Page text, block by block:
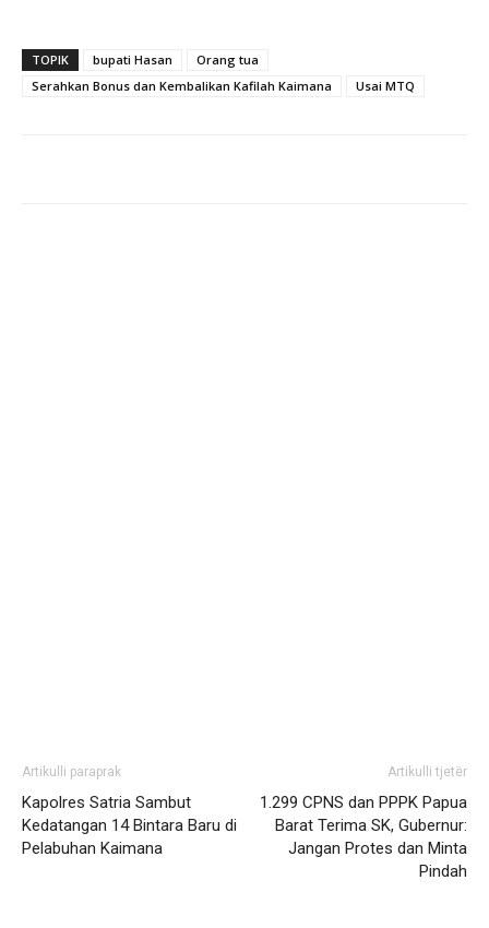
TOPIK bupati Hasan
Orang tua
Serahkan Bonus dan Kembalikan Kafilah Kaimana
Usai MTQ
Artikulli paraprak
Kapolres Satria Sambut
Kedatangan 14 Bintara Baru di
Pelabuhan Kaimana
Artikulli tjetër
1.299 CPNS dan PPPK Papua
Barat Terima SK, Gubernur:
Jangan Protes dan Minta
Pindah